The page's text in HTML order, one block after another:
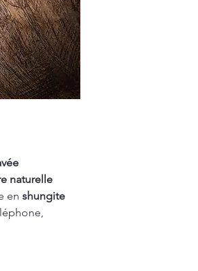
naturelle
en shungite